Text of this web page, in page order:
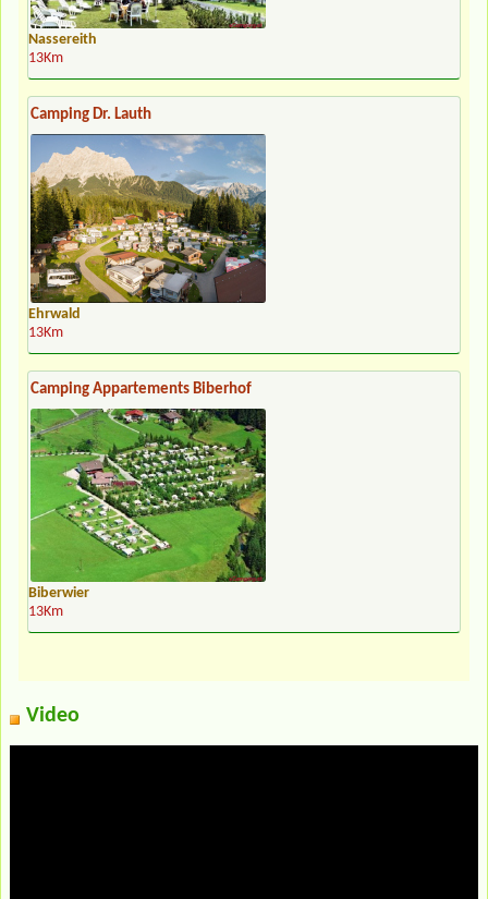
Nassereith
13Km
Camping Dr. Lauth
Ehrwald
13Km
Camping Appartements Biberhof
Biberwier
13Km
Video